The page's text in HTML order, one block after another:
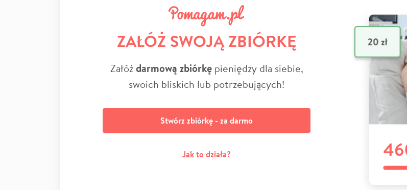
ZAŁÓŻ SWOJĄ ZBIÓRKĘ
Załóżdarmową zbiórkępieniędzy dla siebie,
swoich bliskich lub potrzebujących!
Stwórz zbiórkę - za darmo
Jak to działa?